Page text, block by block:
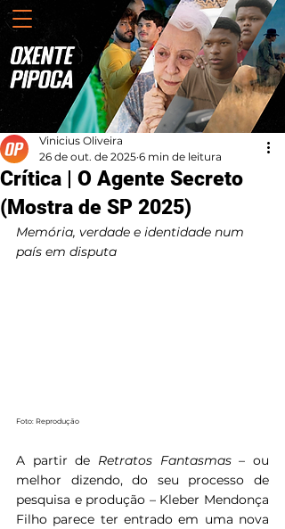
Crítica | O Agente Secreto
(Mostra de SP 2025)
Vinicius Oliveira
26 de out. de 2025 6 min de leitura
Memória, verdade e identidade num
país em disputa
Foto: Reprodução
A partir de Retratos Fantasmas – ou
melhor dizendo, do seu processo de
pesquisa e produção – Kleber Mendonça
Filho parece ter entrado em uma nova